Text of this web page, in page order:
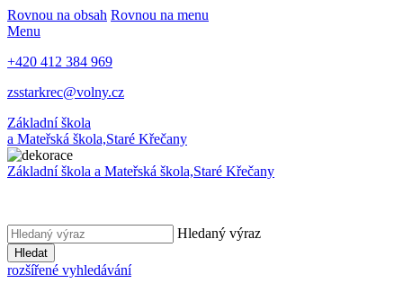
Rovnou na obsah Rovnou na menu
Menu
+420 412 384 969
zsstarkrec@volny.cz
Základní škola
a Mateřská škola,Staré Křečany
Základní škola a Mateřská škola,Staré Křečany
Hledaný výraz
Hledat
rozšířené vyhledávání